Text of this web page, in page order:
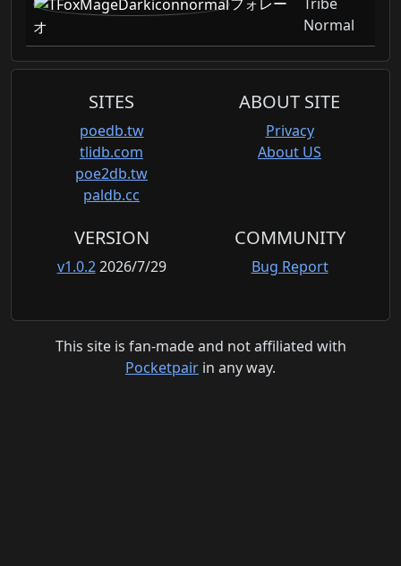
オ
Normal
SITES
poedb.tw
tlidb.com
poe2db.tw
paldb.cc
ABOUT SITE
Privacy
About US
VERSION
v1.0.22026/7/29
COMMUNITY
Bug Report
This site is fan-made and not affiliated with
Pocketpair in any way.